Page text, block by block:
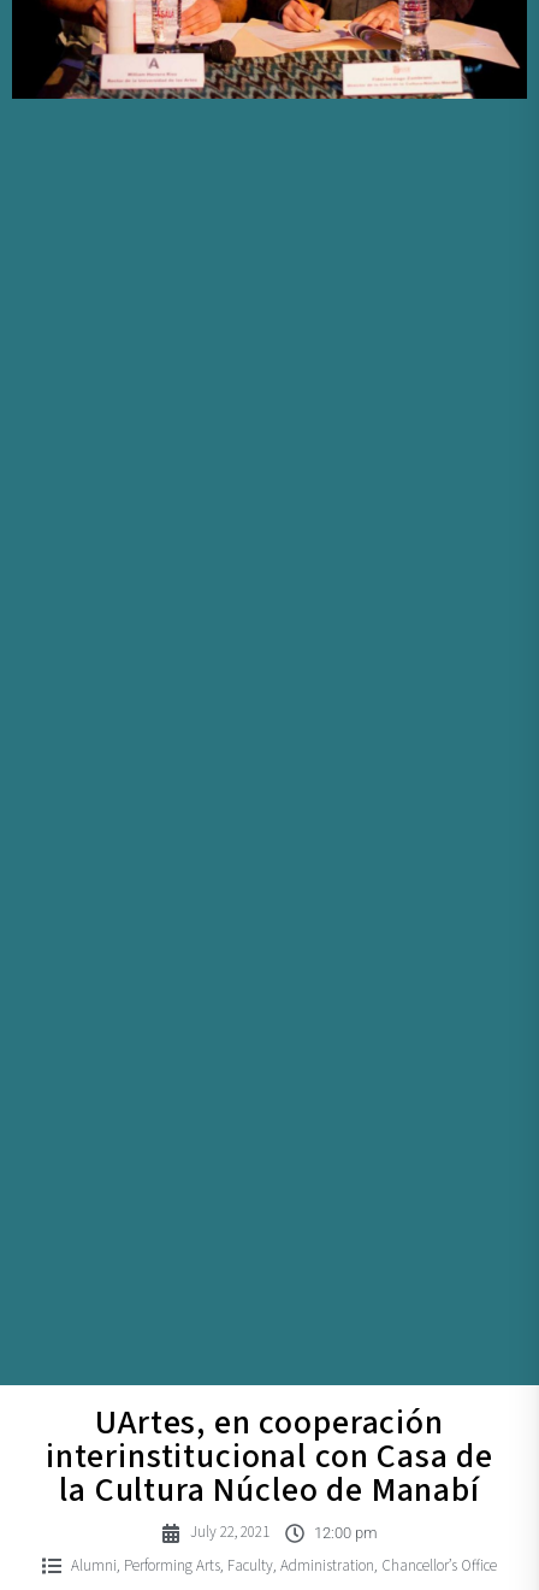
UArtes, en cooperación
interinstitucional con Casa de
la Cultura Núcleo de Manabí
July 22, 2021 12:00 pm
Alumni, Performing Arts, Faculty, Administration, Chancellor’s Office